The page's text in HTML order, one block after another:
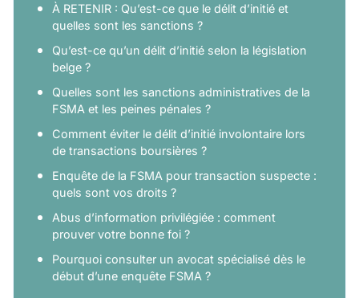
À RETENIR : Qu’est-ce que le délit d’initié et
quelles sont les sanctions ?
Qu’est-ce qu’un délit d’initié selon la législation
belge ?
Quelles sont les sanctions administratives de la
FSMA et les peines pénales ?
Comment éviter le délit d’initié involontaire lors
de transactions boursières ?
Enquête de la FSMA pour transaction suspecte :
quels sont vos droits ?
Abus d’information privilégiée : comment
prouver votre bonne foi ?
Pourquoi consulter un avocat spécialisé dès le
début d’une enquête FSMA ?